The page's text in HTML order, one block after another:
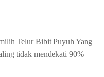
Telur Bibit Puyuh Yang
tidak mendekati 90%